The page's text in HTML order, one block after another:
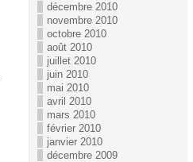
décembre 2010
novembre 2010
octobre 2010
août 2010
juillet 2010
juin 2010
mai 2010
avril 2010
mars 2010
février 2010
janvier 2010
décembre 2009